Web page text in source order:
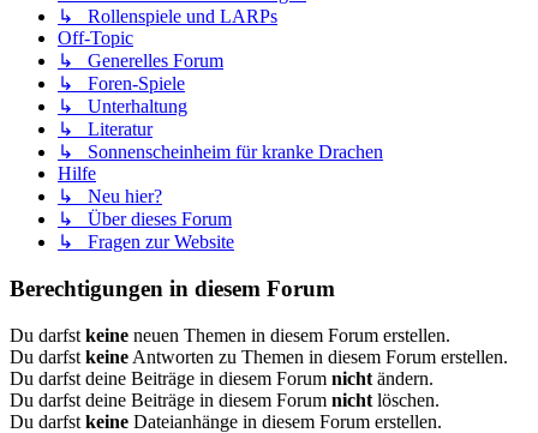
↳ Rollenspiele und LARPs
Off-Topic
↳ Generelles Forum
↳ Foren-Spiele
↳ Unterhaltung
↳ Literatur
↳ Sonnenscheinheim für kranke Drachen
Hilfe
↳ Neu hier?
↳ Über dieses Forum
↳ Fragen zur Website
Berechtigungen in diesem Forum
Du darfst keine neuen Themen in diesem Forum erstellen.
Du darfst keine Antworten zu Themen in diesem Forum erstellen.
Du darfst deine Beiträge in diesem Forum nicht ändern.
Du darfst deine Beiträge in diesem Forum nicht löschen.
Du darfst keine Dateianhänge in diesem Forum erstellen.